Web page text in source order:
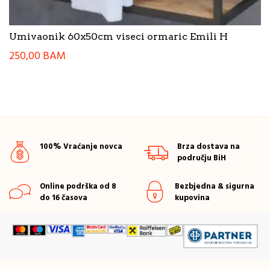
Umivaonik 60x50cm viseci ormaric Emili H
250,00BAM
100% Vraćanje novca
Brza dostava na
području BiH
Online podrška od 8
do 16 časova
Bezbjedna & sigurna
kupovina